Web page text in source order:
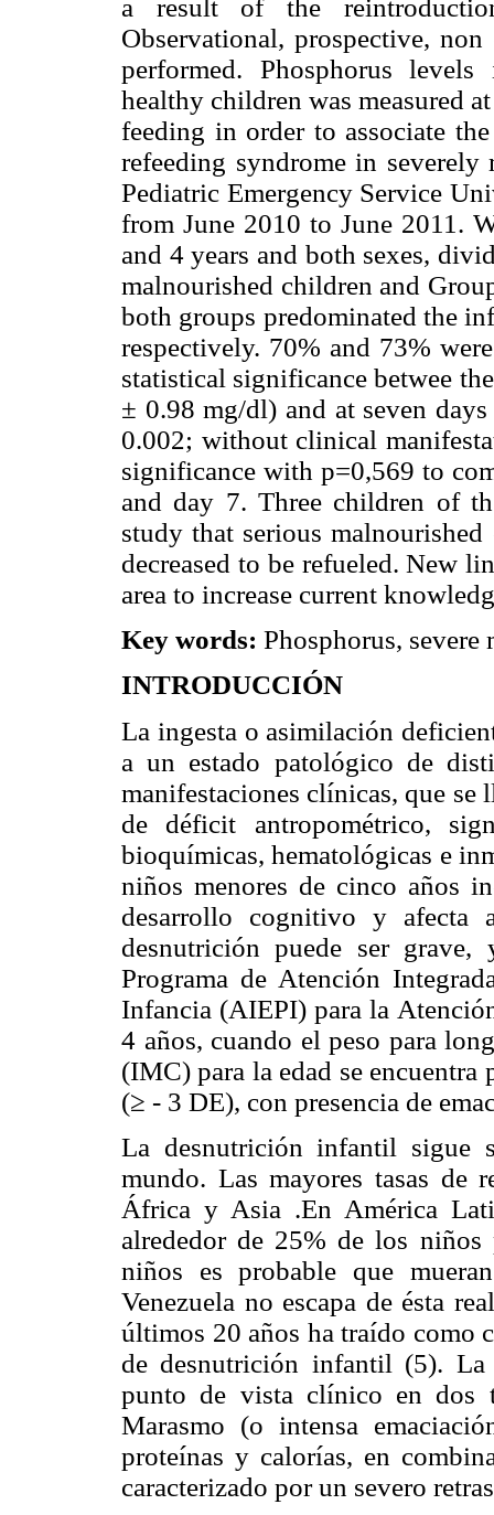
a result of the
Observational, prospective,
performed. Phosphorus
healthy children was measured
feeding in order to associate
refeeding syndrome in
Pediatric Emergency Service
from June 2010 to June 2011.
and 4 years and both sexes,
malnourished children and
both groups predominated the
respectively. 70% and 73%
statistical significance betwee
± 0.98 mg/dl) and at seven
0.002; without clinical
significance with p=0,569 to
and day 7. Three children of
study that serious
decreased to be refueled. New
area to increase current
Key words: Phosphorus,
INTRODUCCIÓN
La ingesta o asimilación
a un estado patológico de
manifestaciones clínicas, que se
de déficit antropométrico,
bioquímicas, hematológicas e
niños menores de cinco años
desarrollo cognitivo y
desnutrición puede ser
Programa de Atención
Infancia (AIEPI) para la
4 años, cuando el peso para
(IMC) para la edad se
(≥ - 3 DE), con presencia de
La desnutrición infantil sigue
mundo. Las mayores tasas de
África y Asia .En América
alrededor de 25% de los niños
niños es probable que
Venezuela no escapa de ésta
últimos 20 años ha traído como
de desnutrición infantil (5). La
punto de vista clínico en dos
Marasmo (o intensa
proteínas y calorías, en
caracterizado por un severo